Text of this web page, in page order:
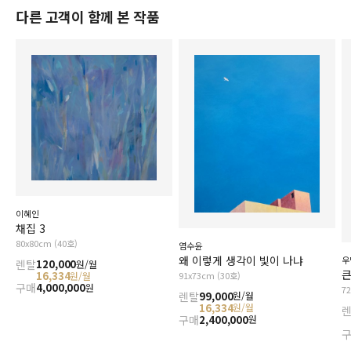
다른 고객이 함께 본 작품
이혜인
채집 3
80x80cm (40호)
렌탈120,000원/월
16,334원/월
구매4,000,000원
염수윤
왜 이렇게 생각이 빛이 나냐
91x73cm (30호)
렌탈99,000원/월
16,334원/월
구매2,400,000원